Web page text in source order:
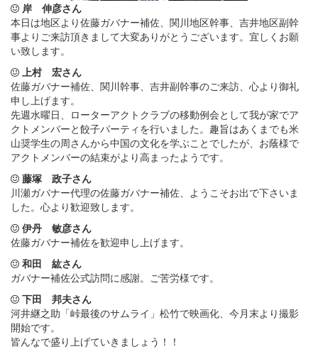
岸 伸彦さん
本日は地区より佐藤ガバナー補佐、関川地区幹事、吉井地区副幹
事よりご来訪頂きまして大変ありがとうございます。宜しくお願
い致します。
上村 宏さん
佐藤ガバナー補佐、関川幹事、吉井副幹事のご来訪、心より御礼
申し上げます。
先週水曜日、ローターアクトクラブの移動例会として我が家でア
クトメンバーと餃子パーティを行いました。趣旨はあくまでも米
山奨学生の周さんから中国の文化を学ぶことでしたが、お蔭様で
アクトメンバーの結束がより高まったようです。
藤塚 政子さん
川瀬ガバナー代理の佐藤ガバナー補佐、ようこそお出で下さいま
した。心より歓迎致します。
伊丹 敏彦さん
佐藤ガバナー補佐を歓迎申し上げます。
和田 紘さん
ガバナー補佐公式訪問に感謝。ご苦労様です。
下田 邦夫さん
河井継之助「峠最後のサムライ」松竹で映画化、今月末より撮影
開始です。
皆んなで盛り上げていきましょう！！